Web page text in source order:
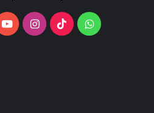
YouTubeInstagram
TikTokWhatsApp